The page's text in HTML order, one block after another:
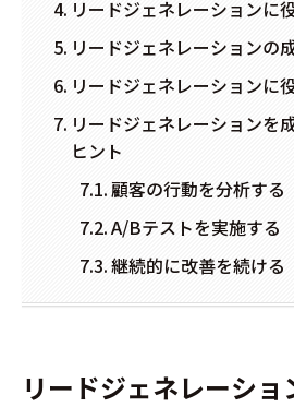
リードジェネレーションに
リードジェネレーションの
リードジェネレーションに
リードジェネレーションを
ヒント
顧客の行動を分析する
A/Bテストを実施する
継続的に改善を続ける
リードジェネレーショ